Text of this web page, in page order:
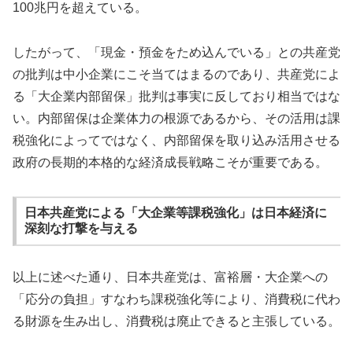
100兆円を超えている。
したがって、「現金・預金をため込んでいる」との共産党
の批判は中小企業にこそ当てはまるのであり、共産党によ
る「大企業内部留保」批判は事実に反しており相当ではな
い。内部留保は企業体力の根源であるから、その活用は課
税強化によってではなく、内部留保を取り込み活用させる
政府の長期的本格的な経済成長戦略こそが重要である。
日本共産党による「大企業等課税強化」は日本経済に
深刻な打撃を与える
以上に述べた通り、日本共産党は、富裕層・大企業への
「応分の負担」すなわち課税強化等により、消費税に代わ
る財源を生み出し、消費税は廃止できると主張している。